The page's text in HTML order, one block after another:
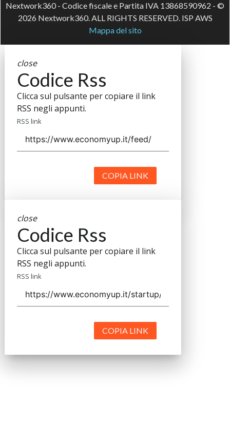
Nextwork360 - Codice fiscale e Partita IVA 13868590962 - ©
2026 Nextwork360. ALL RIGHTS RESERVED. ISP AWS
Mappa del sito
close
Codice Rss
Clicca sul pulsante per copiare il link
RSS negli appunti.
RSS link
COPIA LINK
close
Codice Rss
Clicca sul pulsante per copiare il link
RSS negli appunti.
RSS link
COPIA LINK